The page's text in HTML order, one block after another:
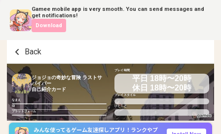
Gamee mobile app is very smooth. You can send messages and
get notifications!
Download
Back
ジョジョの奇妙な冒険 ラストサ
バイバー
自己紹介カード
なまえ
ID
プラットフォーム
プレイ時間
平日 18時〜20時
休日 18時〜20時
プレイスタイル
ひとこと
みんな使ってるゲーム友達探しアプリ！ランクやプ